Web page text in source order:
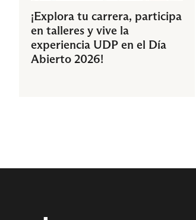
¡Explora tu carrera, participa
en talleres y vive la
experiencia UDP en el Día
Abierto 2026!